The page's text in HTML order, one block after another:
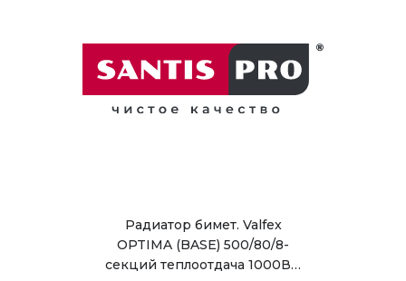
Радиатор бимет. Valfex
OPTIMA (BASE) 500/80/8-
секций теплоотдача 1000В…